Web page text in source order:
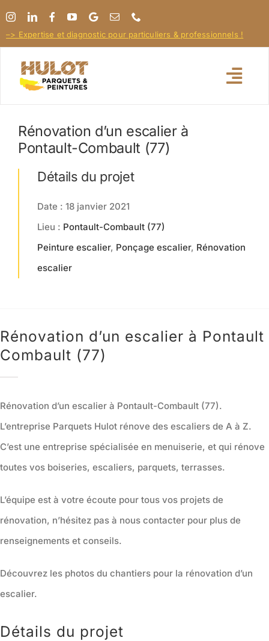
Passer
contenu
–> Expertise et diagnostic pour particuliers & professionnels !
Pose / Rénovation parquet
Entretien Terrasse
Pour les Pros !
Nos réalisations
Charte Qualité
Rénovation d’un escalier à
Pontault-Combault (77)
Détails du projet
Date : 18 janvier 2021
Lieu : Pontault-Combault (77)
Peinture escalier, Ponçage escalier, Rénovation
escalier
Rénovation d’un escalier à Pontault
Combault (77)
Rénovation d’un escalier à Pontault-Combault (77).
L’entreprise Parquets Hulot rénove des escaliers de A à Z.
C’est une entreprise spécialisée en menuiserie, et qui rénove
toutes vos boiseries, escaliers, parquets, terrasses.
L’équipe est à votre écoute pour tous vos projets de
rénovation, n’hésitez pas à nous contacter pour plus de
renseignements et conseils.
Découvrez les photos du chantiers pour la rénovation d’un
escalier.
Détails du projet